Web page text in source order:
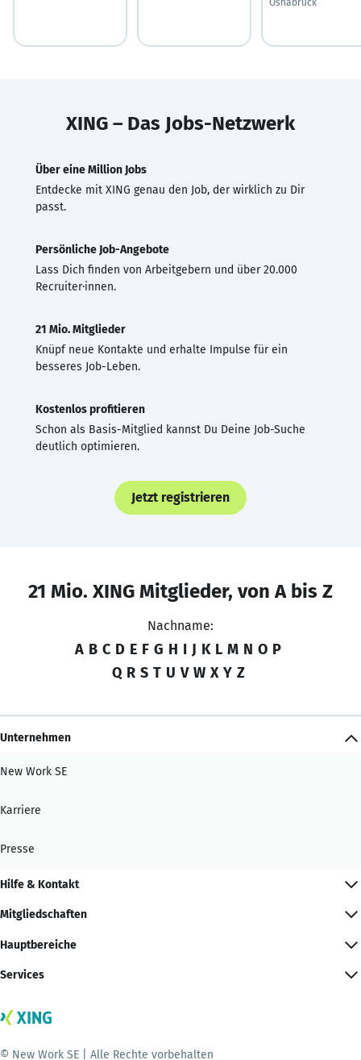
XING – Das Jobs-Netzwerk
Über eine Million Jobs
Entdecke mit XING genau den Job, der wirklich zu Dir
passt.
Persönliche Job-Angebote
Lass Dich finden von Arbeitgebern und über 20.000
Recruiter·innen.
21 Mio. Mitglieder
Knüpf neue Kontakte und erhalte Impulse für ein
besseres Job-Leben.
Kostenlos profitieren
Schon als Basis-Mitglied kannst Du Deine Job-Suche
deutlich optimieren.
Jetzt registrieren
21 Mio. XING Mitglieder, von A bis Z
Nachname:
A B C D E F G H I J K L M N O P
Q R S T U V W X Y Z
Unternehmen
New Work SE
Karriere
Presse
Hilfe & Kontakt
Mitgliedschaften
Hauptbereiche
Services
© New Work SE | Alle Rechte vorbehalten